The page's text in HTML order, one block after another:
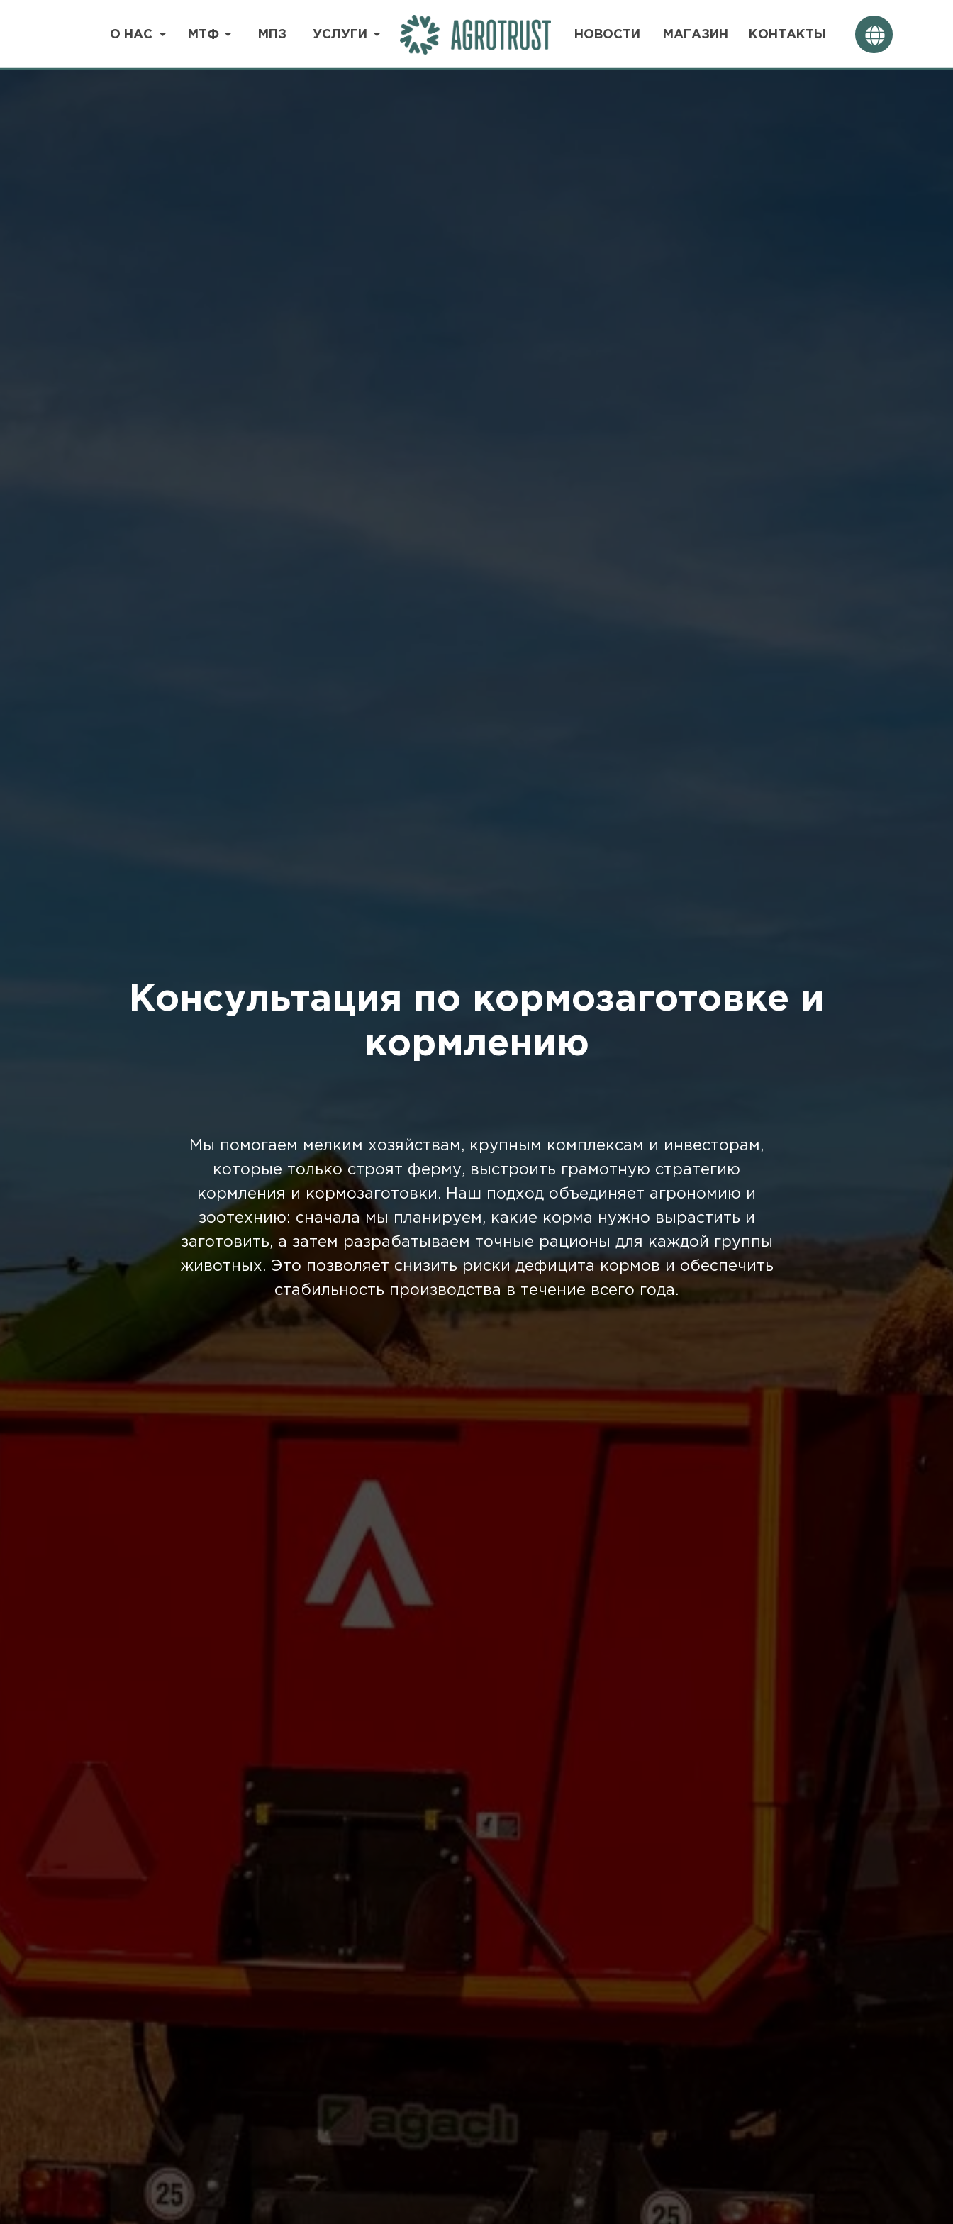
НОВОСТИ МАГАЗИН КОНТАКТЫ
МПЗ
О НАС МТФ УСЛУГИ
Консультация по кормозаготовке и
кормлению
Мы помогаем мелким хозяйствам, крупным комплексам и инвесторам,
которые только строят ферму, выстроить грамотную стратегию
кормления и кормозаготовки. Наш подход объединяет агрономию и
зоотехнию: сначала мы планируем, какие корма нужно вырастить и
заготовить, а затем разрабатываем точные рационы для каждой группы
животных. Это позволяет снизить риски дефицита кормов и обеспечить
стабильность производства в течение всего года.